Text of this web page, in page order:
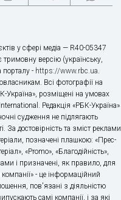
у сфері медіа — R40-05347
версію (українську,
порталу - https://www.rbc.ua.
Всі фотографії на
Україна», розміщені на умовах
Редакція «РБК-Україна»
судження не підлягають
За достовірність та зміст реклами
позначені плашкою: «Прес-
«Promo», «Благодійність»,
і призначені, як правило, для
- це інформаційний
пов'язані з діяльністю
самі компанії, і за які